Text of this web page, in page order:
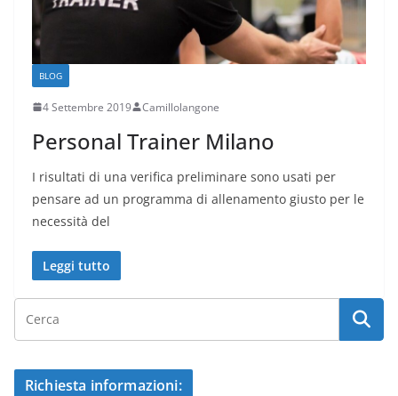
BLOG
4 Settembre 2019 Camillolangone
Personal Trainer Milano
I risultati di una verifica preliminare sono usati per
pensare ad un programma di allenamento giusto per le
necessità del
Leggi tutto
Richiesta informazioni: